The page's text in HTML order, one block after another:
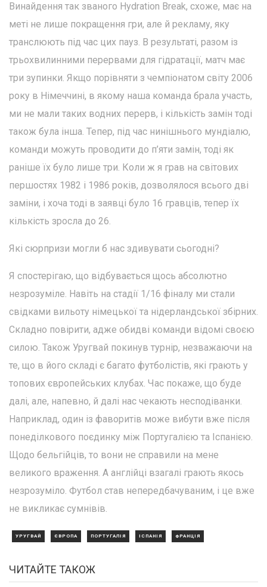
Винайдення так званого Hydration Break, схоже, має на
меті не лише покращення гри, але й рекламу, яку
транслюють під час цих пауз. В результаті, разом із
трьохвилинними перервами для гідратації, матч має
три зупинки. Якщо порівняти з чемпіонатом світу 2006
року в Німеччині, в якому наша команда брала участь,
ми не мали таких водних перерв, і кількість замін тоді
також була інша. Тепер, під час нинішнього мундіалю,
команди можуть проводити до п’яти замін, тоді як
раніше їх було лише три. Коли ж я грав на світових
першостях 1982 і 1986 років, дозволялося всього дві
заміни, і хоча тоді в заявці було 16 гравців, тепер їх
кількість зросла до 26.
Які сюрпризи могли б нас здивувати сьогодні?
Я спостерігаю, що відбувається щось абсолютно
незрозуміле. Навіть на стадії 1/16 фіналу ми стали
свідками вильоту німецької та нідерландської збірних.
Складно повірити, адже обидві команди відомі своєю
силою. Також Уругвай покинув турнір, незважаючи на
те, що в його складі є багато футболістів, які грають у
топових європейських клубах. Час покаже, що буде
далі, але, напевно, й далі нас чекають несподіванки.
Наприклад, один із фаворитів може вибути вже після
понеділкового поєдинку між Португалією та Іспанією.
Щодо бельгійців, то вони не справили на мене
великого враження. А англійці взагалі грають якось
незрозуміло. Футбол став непередбачуваним, і це вже
не викликає сумнівів.
УРУГВАЙ ЄВРОПА ПОРТУГАЛІЯ ІСПАНІЯ ФРАНЦІЯ
ЧИТАЙТЕ ТАКОЖ